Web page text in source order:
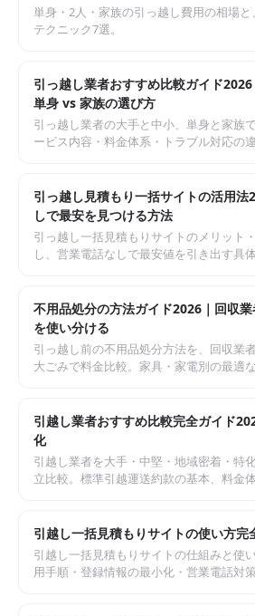
単身・2人・家族の引っ越し費用の相場と
テクニック7選。
引っ越し業者おすすめ比較ガイド2026
単身 vs 家族の選び方
引っ越し業者の大手と中小、単身と家族
ービス内容・料金体系・トラブル対応の
引っ越し見積もり一括サイトの活用法
しで最安を見つける方法
引っ越し一括見積もりサイトのメリット
し、営業電話なしで最安値を引き出す具
不用品処分の方法ガイド2026｜回収
を使い分ける
引っ越し前の不用品処分方法を、回収業
大ごみで料金比較。家具・家電別の最適
引越し業者おすすめ比較完全ガイド
化
引越し業者を大手・中堅・地域密着・特
立比較。標準引越運送約款の基本、料金
引越し一括見積もりサイトの使い方完
引越し一括見積もりサイトの仕組みと使
用手順・登録情報の最小化・営業電話対